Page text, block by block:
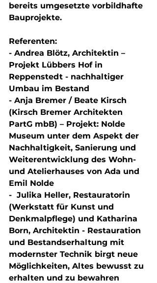
bereits umgesetzte vorbildhafte
Bauprojekte.
Referenten:
- Andrea Blötz, Architektin –
Projekt Lübbers Hof in
Reppenstedt - nachhaltiger
Umbau im Bestand
- Anja Bremer / Beate Kirsch
(Kirsch Bremer Architekten
PartG mbB​​) – Projekt: Nolde
Museum unter dem Aspekt der
Nachhaltigkeit, Sanierung und
Weiterentwicklung des Wohn-
und Atelierhauses von Ada und
Emil Nolde
-  Julika Heller, Restauratorin
(Werkstatt für Kunst und
Denkmalpflege) und Katharina
Born, Architektin - Restauration
und Bestandserhaltung mit
modernster Technik birgt neue
Möglichkeiten, Altes bewusst zu
erhalten und zu bewahren